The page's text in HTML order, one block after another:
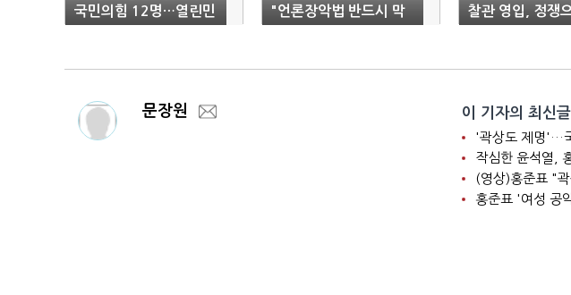
국민의힘 12명…열린민
주 김의겸 포함(종합)
"언론장악법 반드시 막
아야"
찰관 영입, 정쟁
져…사죄"
문장원 이 기자의 최신글
'곽상도 제명'…
작심한 윤석열,
(영상)홍준표 "
홍준표 '여성 공